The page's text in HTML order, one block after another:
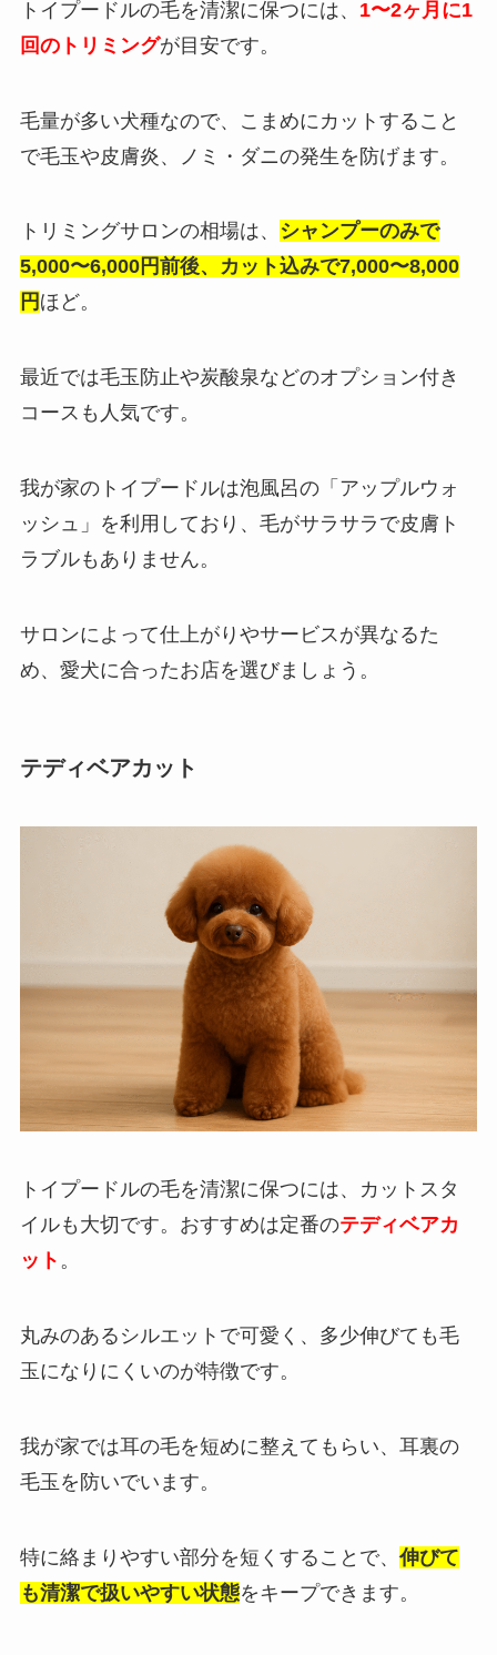
トイプードルの毛を清潔に保つには、 1〜2ヶ月に1
回のトリミングが目安です。
毛量が多い犬種なので、こまめにカットすること
で毛玉や皮膚炎、ノミ・ダニの発生を防げます。
トリミングサロンの相場は、
シャンプーのみで
5,000〜6,000円前後、カット込みで7,000〜8,000
円 ほど。
最近では毛玉防止や炭酸泉などのオプション付き
コースも人気です。
我が家のトイプードルは泡風呂の「アップルウォ
ッシュ」を利用しており、毛がサラサラで皮膚ト
ラブルもありません。
サロンによって仕上がりやサービスが異なるた
め、愛犬に合ったお店を選びましょう。
テディベアカット
トイプードルの毛を清潔に保つには、カットスタ
イルも大切です。おすすめは定番のテディベアカ
ット 。
丸みのあるシルエットで可愛く、多少伸びても毛
玉になりにくいのが特徴です。
我が家では耳の毛を短めに整えてもらい、耳裏の
毛玉を防いでいます。
特に絡まりやすい部分を短くすることで、伸びて
も清潔で扱いやすい状態をキープできます。